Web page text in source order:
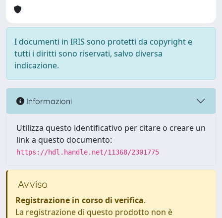
I documenti in IRIS sono protetti da copyright e
tutti i diritti sono riservati, salvo diversa
indicazione.
Informazioni
Utilizza questo identificativo per citare o creare un
link a questo documento:
https://hdl.handle.net/11368/2301775
Avviso
Registrazione in corso di verifica.
La registrazione di questo prodotto non è